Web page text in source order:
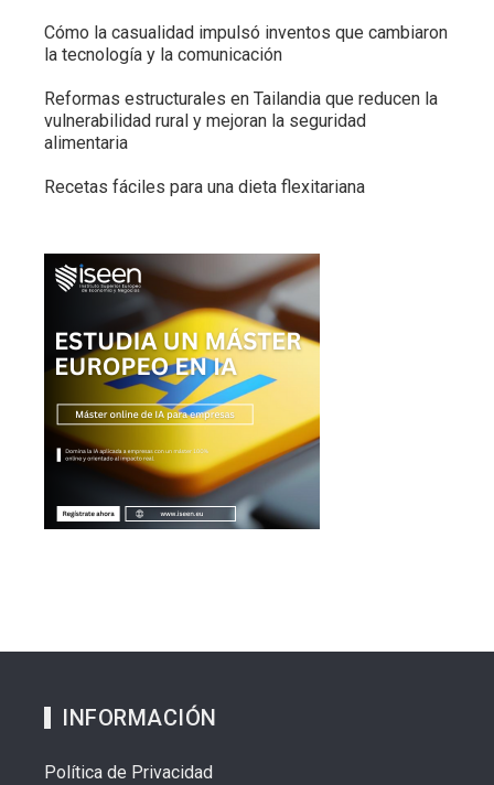
Cómo la casualidad impulsó inventos que cambiaron
la tecnología y la comunicación
Reformas estructurales en Tailandia que reducen la
vulnerabilidad rural y mejoran la seguridad
alimentaria
Recetas fáciles para una dieta flexitariana
INFORMACIÓN
Política de Privacidad